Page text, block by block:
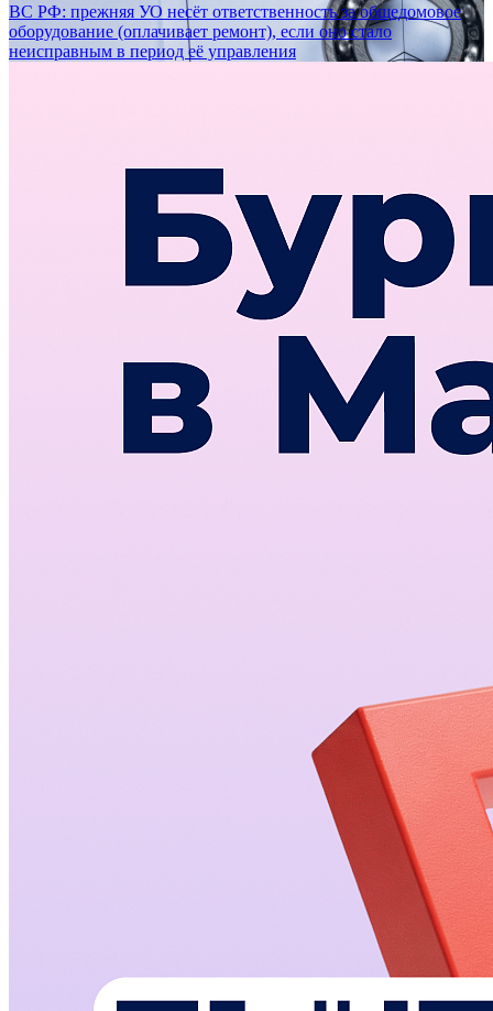
ВС РФ: прежняя УО несёт ответственность за общедомовое
оборудование (оплачивает ремонт), если оно стало
неисправным в период её управления